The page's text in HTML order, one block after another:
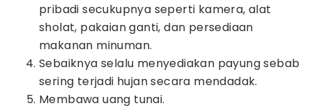
pribadi secukupnya seperti kamera, alat
sholat, pakaian ganti, dan persediaan
makanan minuman.
Sebaiknya selalu menyediakan payung sebab
sering terjadi hujan secara mendadak.
Membawa uang tunai.